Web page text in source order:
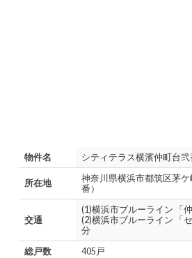
物件名 シティテラス横濱仲町台弐
所在地
神奈川県横浜市都筑区茅
番）
交通
(1)横浜市ブルーライン 「
(2)横浜市ブルーライン 「
分
総戸数
405戸